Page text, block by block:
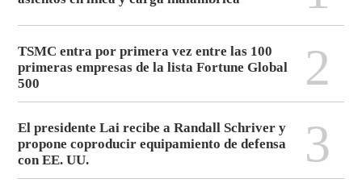
TSMC entra por primera vez entre las 100
primeras empresas de la lista Fortune Global
500
2
El presidente Lai recibe a Randall Schriver y
propone coproducir equipamiento de defensa
con EE. UU.
3